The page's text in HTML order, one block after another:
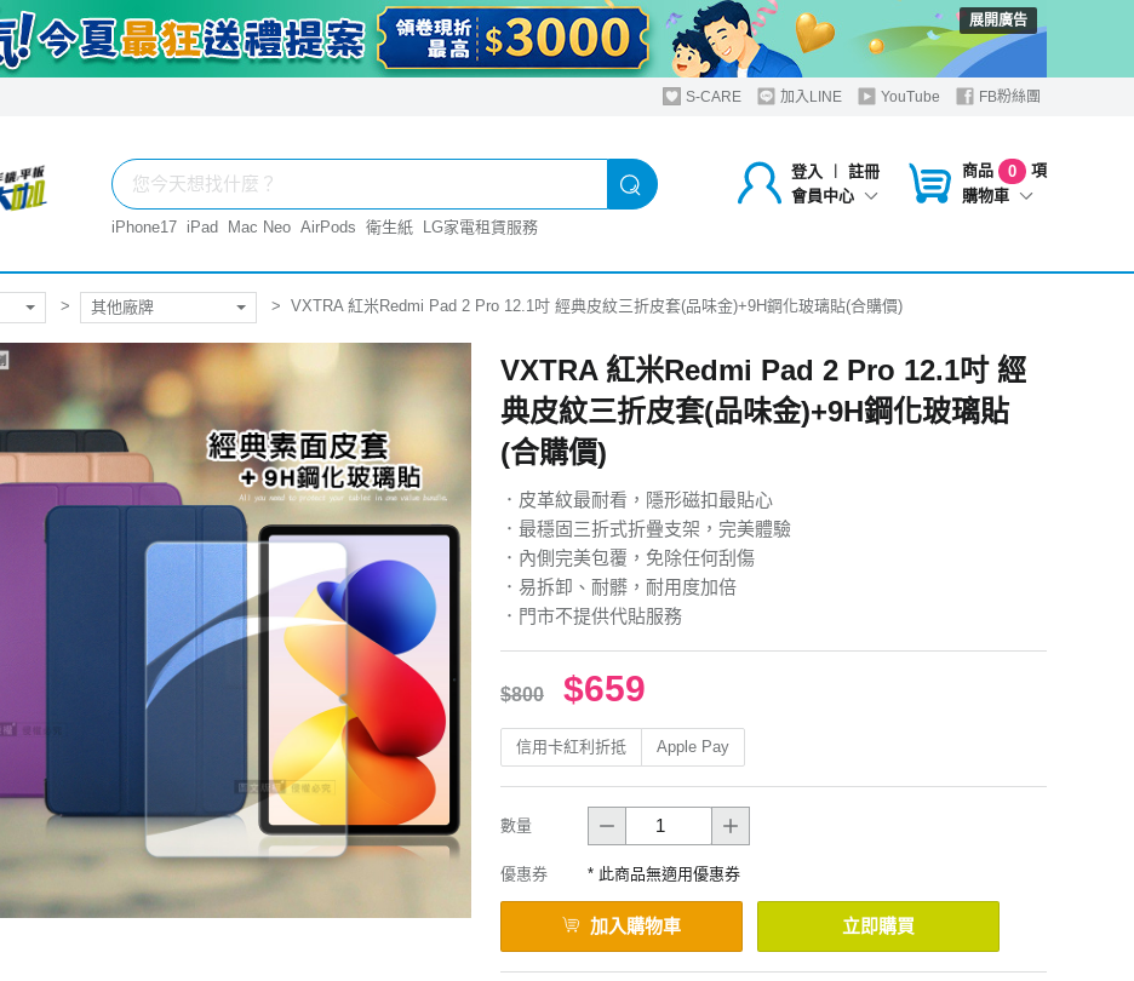
展開廣告
S-CARE 加入LINE YouTube FB粉絲團
登入 ︱
註冊
會員中心
商品 0
項
購物車
iPhone17 iPad Mac Neo AirPods 衛生紙 LG家電租賃服務
其他廠牌 VXTRA 紅米Redmi Pad 2 Pro 12.1吋 經典皮紋三折皮套(品味金)+9H鋼化玻璃貼(合購價)
VXTRA 紅米Redmi Pad 2 Pro 12.1吋 經
典皮紋三折皮套(品味金)+9H鋼化玻璃貼
(合購價)
．皮革紋最耐看，隱形磁扣最貼心
．最穩固三折式折疊支架，完美體驗
．內側完美包覆，免除任何刮傷
．易拆卸、耐髒，耐用度加倍
．門市不提供代貼服務
$800 $659
信用卡紅利折抵 Apple Pay
數量
優惠券 * 此商品無適用優惠券
加入購物車 立即購買